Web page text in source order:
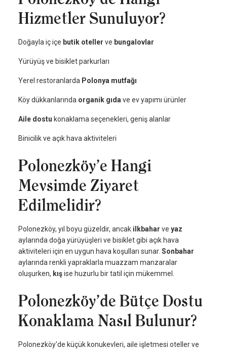
Hizmetler Sunuluyor?
Doğayla iç içe butik oteller ve bungalovlar
Yürüyüş ve bisiklet parkurları
Yerel restoranlarda Polonya mutfağı
Köy dükkanlarında organik gıda ve ev yapımı ürünler
Aile dostu konaklama seçenekleri, geniş alanlar
Binicilik ve açık hava aktiviteleri
Polonezköy’e Hangi
Mevsimde Ziyaret
Edilmelidir?
Polonezköy, yıl boyu güzeldir, ancak ilkbahar ve yaz
aylarında doğa yürüyüşleri ve bisiklet gibi açık hava
aktiviteleri için en uygun hava koşulları sunar. Sonbahar
aylarında renkli yapraklarla muazzam manzaralar
oluşurken, kışise huzurlu bir tatil için mükemmel.
Polonezköy’de Bütçe Dostu
Konaklama Nasıl Bulunur?
Polonezköy'de küçük konukevleri, aile işletmesi oteller ve